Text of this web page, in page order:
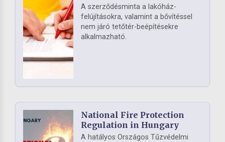
A szerződésminta a lakóház-
felújításokra, valamint a bővítéssel
nem járó tetőtér-beépítésekre
alkalmazható.
National Fire Protection
Regulation in Hungary
A hatályos Országos Tűzvédelmi